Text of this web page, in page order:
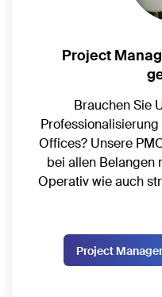
Project
Brauchen Sie
Offices? Unsere
bei allen Belangen
Operativ wie auch
Project